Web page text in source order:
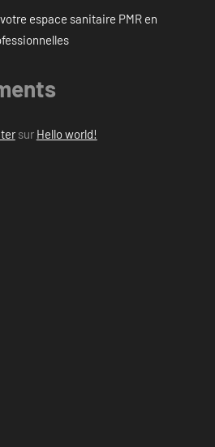
espace sanitaire PMR en
sur Hello world!